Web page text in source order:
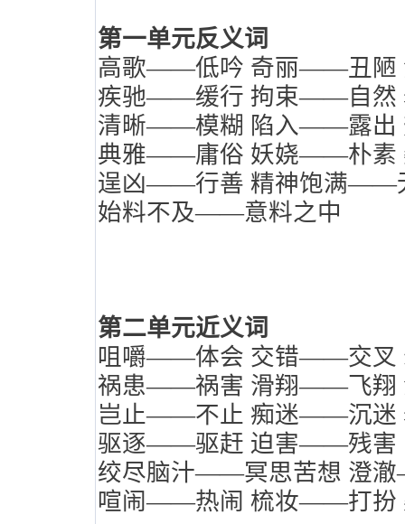
第一单元反义词
高歌——低吟 奇丽——丑陋
疾驰——缓行 拘束——自然
清晰——模糊 陷入——露出
典雅——庸俗 妖娆——朴素
逞凶——行善 精神饱满——
始料不及——意料之中
第二单元近义词
咀嚼——体会 交错——交叉
祸患——祸害 滑翔——飞翔
岂止——不止 痴迷——沉迷
驱逐——驱赶 迫害——残害
绞尽脑汁——冥思苦想 澄
喧闹——热闹 梳妆——打扮